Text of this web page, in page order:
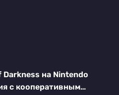
на Nintendo
с кооперативным